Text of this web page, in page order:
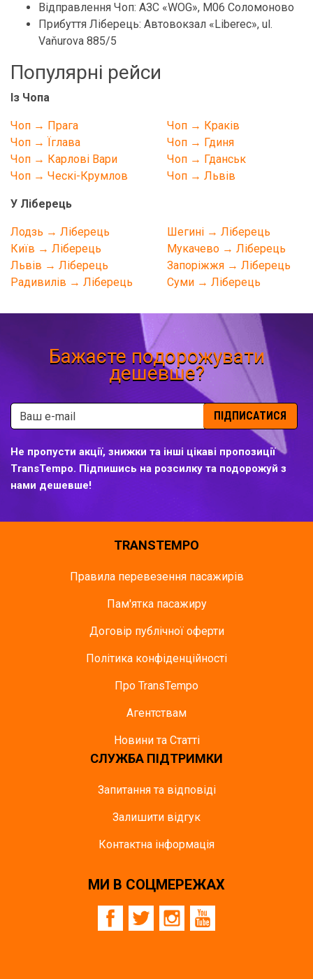
Відправлення Чоп: АЗС «WOG», М06 Соломоново
Прибуття Ліберець: Автовокзал «Liberec», ul.
Vaňurova 885/5
Популярні рейси
Із Чопа
Чоп → Прага
Чоп → Їглава
Чоп → Карлові Вари
Чоп → Ческі-Крумлов
Чоп → Краків
Чоп → Гдиня
Чоп → Гданськ
Чоп → Львів
У Ліберець
Лодзь → Ліберець
Київ → Ліберець
Львів → Ліберець
Радивилів → Ліберець
Шегині → Ліберець
Мукачево → Ліберець
Запоріжжя → Ліберець
Суми → Ліберець
Бажаєте подорожувати
дешевше?
ПІДПИСАТИСЯ
Не пропусти акції, знижки та інші цікаві пропозиції
TransTempo. Підпишись на розсилку та подорожуй з
нами дешевше!
TRANSTEMPO
Правила перевезення пасажирів
Пам'ятка пасажиру
Договір публічної оферти
Політика конфіденційності
Про TransTempo
Агентствам
Новини та Статті
СЛУЖБА ПІДТРИМКИ
Запитання та відповіді
Залишити відгук
Контактна інформація
МИ В СОЦМЕРЕЖАХ